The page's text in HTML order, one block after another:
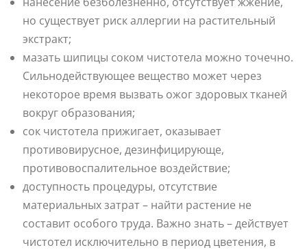
но существует риск аллергии на растительный
экстракт;
мазать шипицы соком чистотела можно точечно.
Сильнодействующее вещество может через
некоторое время вызвать ожог здоровых тканей
вокруг образования;
сок чистотела прижигает, оказывает
противовирусное, дезинфицирующе,
противовоспалительное воздействие;
доступность процедуры, отсутствие
материальных затрат – найти растение не
составит особого труда. Важно знать – действует
чистотел исключительно в период цветения, в